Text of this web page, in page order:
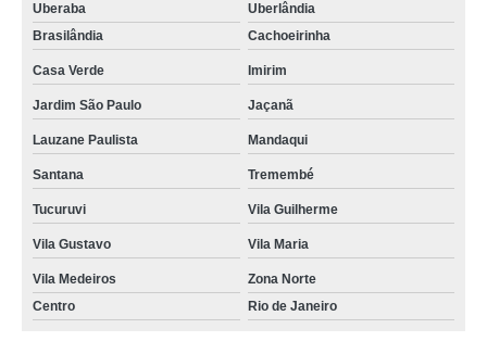
Uberaba
Uberlândia
Brasilândia
Cachoeirinha
Casa Verde Imirim
Jardim São Paulo Jaçanã
Lauzane Paulista Mandaqui
Santana Tremembé
Tucuruvi Vila Guilherme
Vila Gustavo Vila Maria
Vila Medeiros
Zona Norte
Centro
Rio de Janeiro